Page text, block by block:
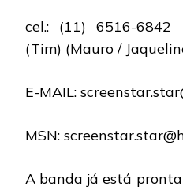
cel.: (11) 6516-6842
(Tim) (Mauro /
E-MAIL:
MSN:
A banda já está